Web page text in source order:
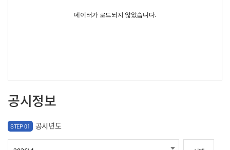
데이터가 로드되지 않았습니다.
공시정보
STEP 01 공시년도